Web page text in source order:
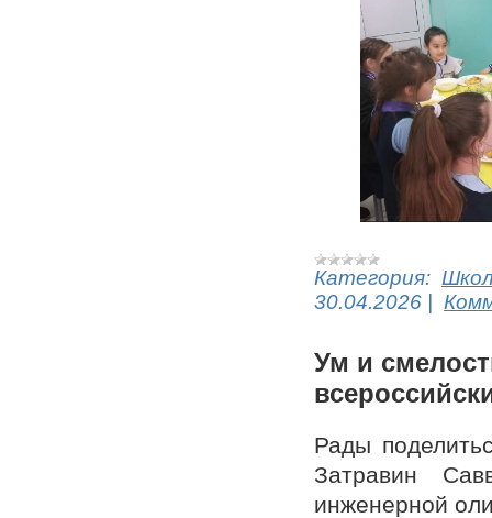
Категория:
30.04.2026
Ум и
Рады
Затравин
инженерной